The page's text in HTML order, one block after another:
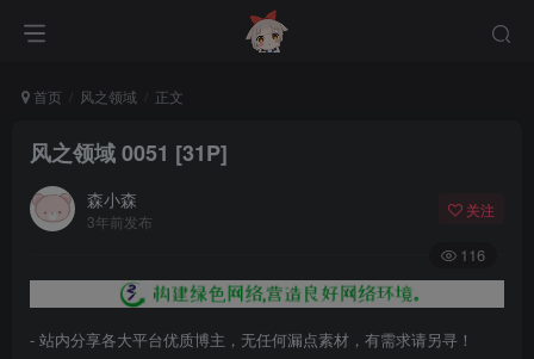
首页 风之领域 正文
风之领域 0051 [31P]
森小森
3年前发布
关注
116
- 站内分享各大平台优质博主，无任何漏点素材，有需求请另寻！